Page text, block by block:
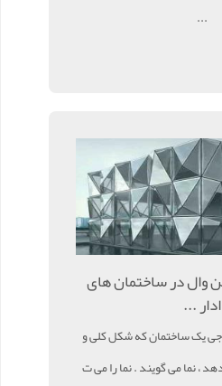
...
وال در ساختمان های
ادار ...
یک ساختمان که شکل کلی و
، نما می گویند . نما را می ت